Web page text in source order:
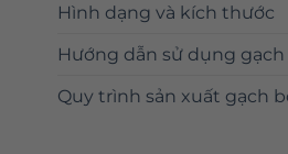
Hình dạng và kích thước
Hướng dẫn sử dụng
Quy trình sản xuất gạch